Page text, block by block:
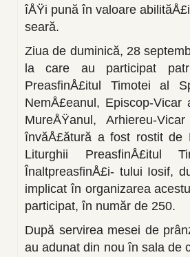
îÅŸi pună în va­loare
seară.
Ziua de duminică, 28
la care au participat
PreasfinÅ£itul Timotei al
NemÅ£eanul, Episcop-
MureÅŸanul, Arhiereu-
învăÅ£ătură a fost rostit de
Liturghii PreasfinÅ£itul
ÎnaltpreasfinÅ£i- tului Iosif,
implicat în organizarea
par­ticipat, în număr de 250.
După servirea mesei de
au adunat din nou în sala de